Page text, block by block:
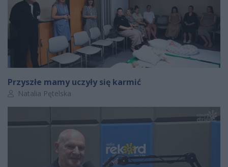
Przyszłe mamy uczyły się karmić
Autor artykułu:
Natalia Pętelska